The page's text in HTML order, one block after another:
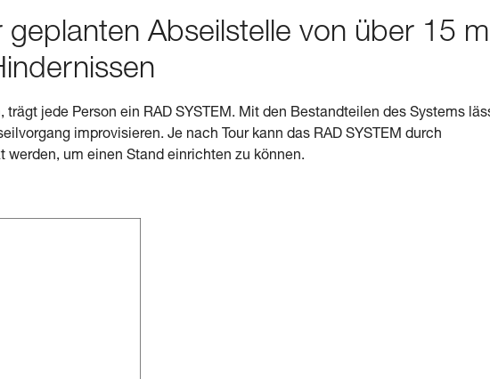
Abseilstelle von über 15 m
jede Person ein RAD SYSTEM. Mit den Bestandteilen des Systems
improvisieren. Je nach Tour kann das RAD SYSTEM durch
werden, um einen Stand einrichten zu können.